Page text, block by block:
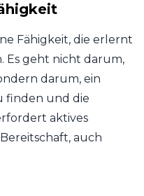
Fähigkeit, die erlernt
Es geht nicht darum,
darum, ein
finden und die
aktives
auch